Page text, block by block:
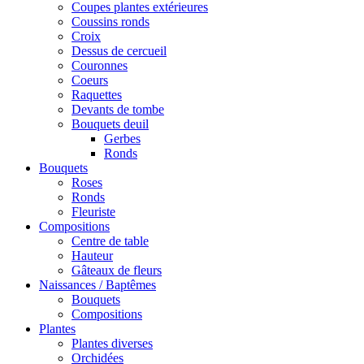
Coupes plantes extérieures
Coussins ronds
Croix
Dessus de cercueil
Couronnes
Coeurs
Raquettes
Devants de tombe
Bouquets deuil
Gerbes
Ronds
Bouquets
Roses
Ronds
Fleuriste
Compositions
Centre de table
Hauteur
Gâteaux de fleurs
Naissances / Baptêmes
Bouquets
Compositions
Plantes
Plantes diverses
Orchidées